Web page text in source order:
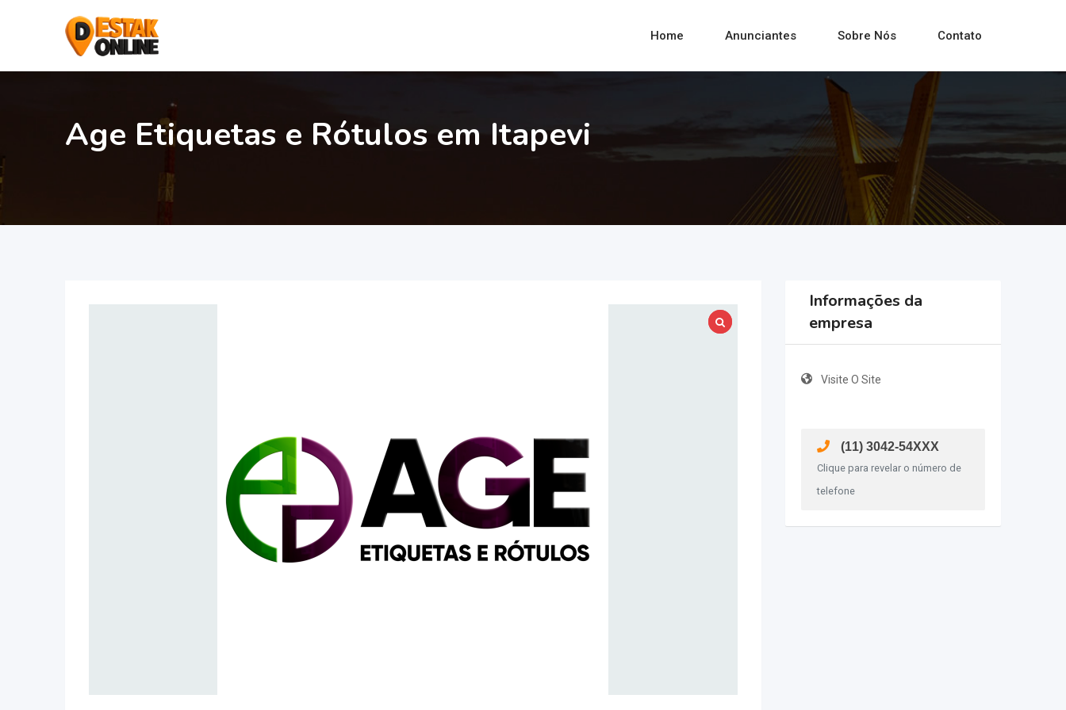
Home Anunciantes Sobre Nós Contato
Age Etiquetas e Rótulos em Itapevi
Informações da
empresa
Visite O Site
(11) 3042-54XXX
Clique para revelar o número de
telefone